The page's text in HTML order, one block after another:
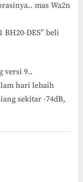
mas Wa2n
BH20-DES” beli
versi 9..
hari lebaih
sekitar -74dB,